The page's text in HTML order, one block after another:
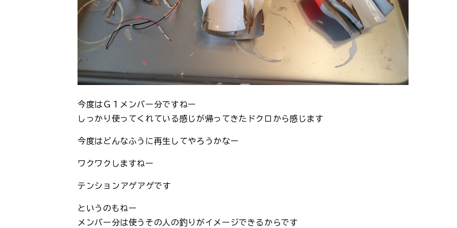
今度はＧ１メンバー分ですねー
しっかり使ってくれている感じが帰ってきたドクロから感じます
今度はどんなふうに再生してやろうかなー
ワクワクしますねー
テンション→アゲアゲです
というのもねー
メンバー分は使うその人の釣りがイメージできるからです